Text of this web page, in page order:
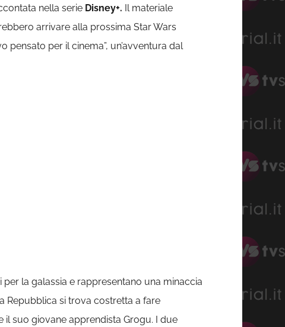
nella serie Disney+. Il materiale
arrivare alla prossima Star Wars
pensato per il cinema”, un’avventura dal
la galassia e rappresentano una minaccia
Repubblica si trova costretta a fare
suo giovane apprendista Grogu. I due